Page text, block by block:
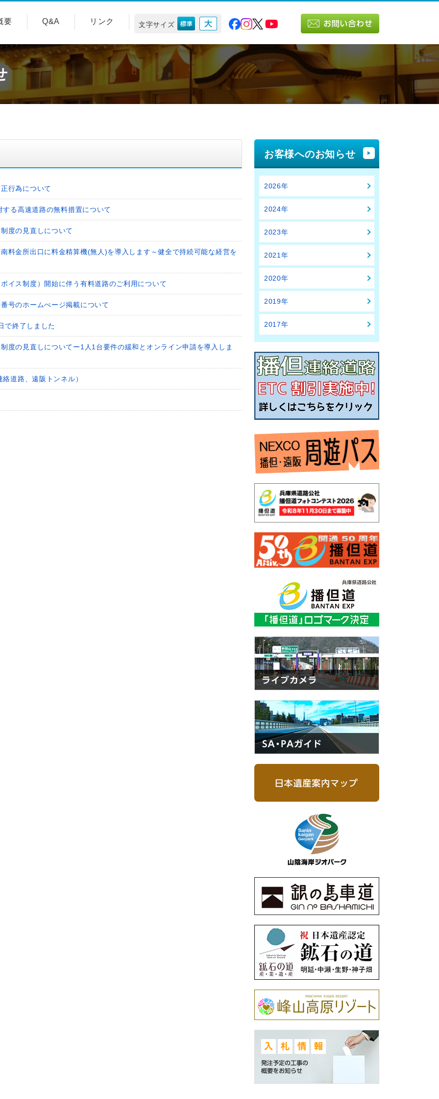
要 Q&A リンク 文字サイズ
行為について
る高速道路の無料措置について
度の見直しについて
料金所出口に料金精算機(無人)を導入します～健全で持続可能な経営を
イス制度）開始に伴う有料道路のご利用について
号のホームぺージ掲載について
で終了しました
度の見直しについてー1人1台要件の緩和とオンライン申請を導入しま
道路、遠阪トンネル）
お客様へのお知らせ
2026年
2024年
2023年
2021年
2020年
2019年
2017年